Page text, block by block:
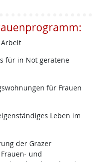
für in Not geratene
für Frauen
Leben im
der Grazer
und